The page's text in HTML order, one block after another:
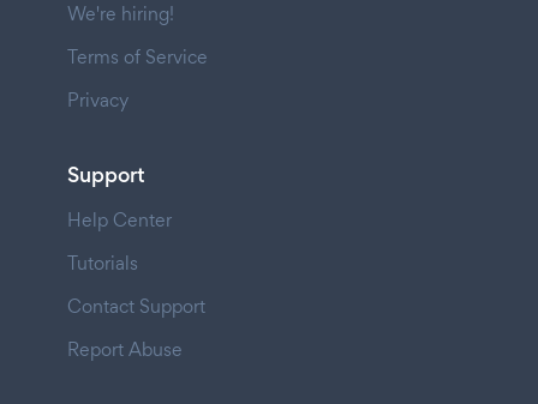
We're hiring!
Terms of Service
Privacy
Support
Help Center
Tutorials
Contact Support
Report Abuse